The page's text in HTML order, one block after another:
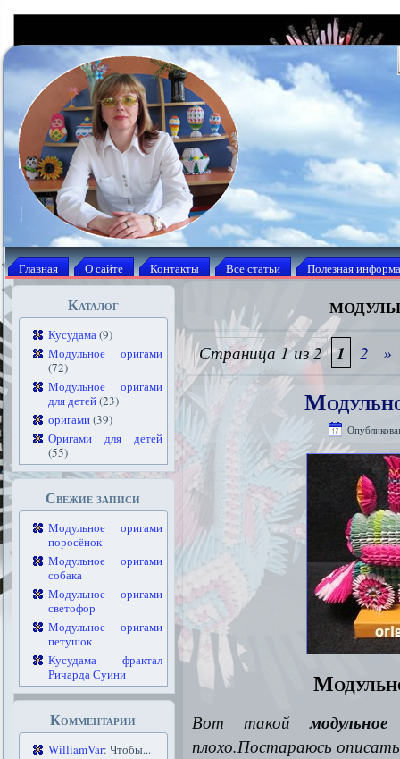
Главная О сайте Контакты Все статьи Полезная
Каталог
Кусудама(9)
Модульное оригами
(72)
Модульное оригами
для детей(23)
оригами(39)
Оригами для детей
(55)
Свежие записи
Модульное оригами
поросёнок
Модульное оригами
собака
Модульное оригами
светофор
Модульное оригами
петушок
Кусудама фрактал
Ричарда Суини
Комментарии
WilliamVar: Чтобы...
Страница 1 из 2 1 2 »
Вот такой
плохо.Постараюсь